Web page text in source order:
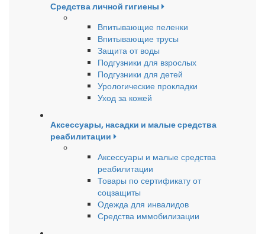
Средства личной гигиены
Впитывающие пеленки
Впитывающие трусы
Защита от воды
Подгузники для взрослых
Подгузники для детей
Урологические прокладки
Уход за кожей
Аксессуары, насадки и малые средства
реабилитации
Аксессуары и малые средства
реабилитации
Товары по сертификату от
соцзащиты
Одежда для инвалидов
Средства иммобилизации